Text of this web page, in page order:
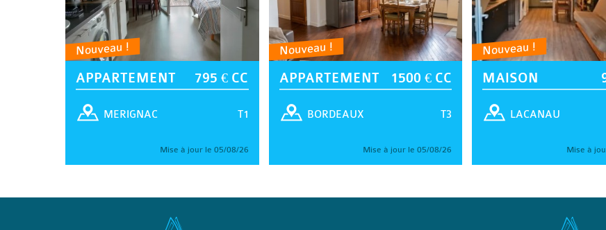
Nouveau !
APPARTEMENT 795 € CC
T1
MERIGNAC
Mise à jour le 05/08/26
Nouveau !
APPARTEMENT 1500 € CC
T3
BORDEAUX
Mise à jour le 05/08/26
Nouveau !
MAISON
LACANAU
Mise à